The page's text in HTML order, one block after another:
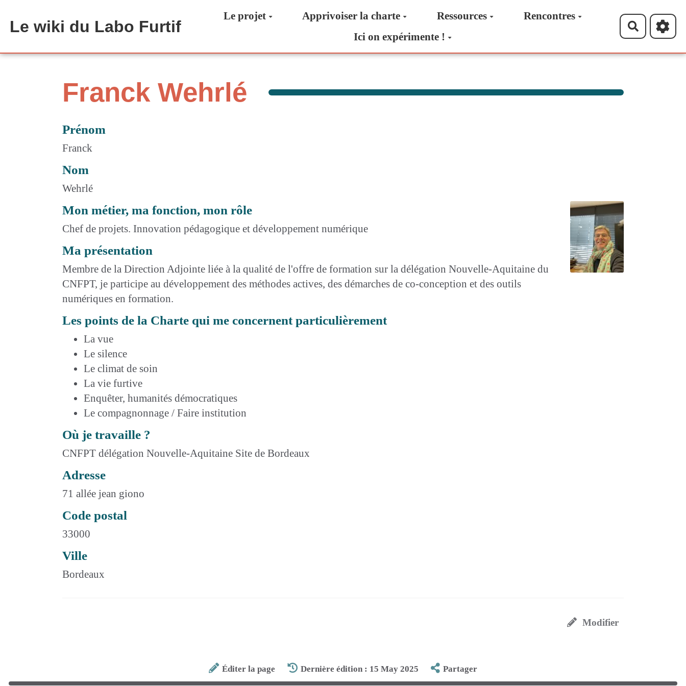
Le wiki du Labo Furtif
Le projet Apprivoiser la charte Ressources
Rencontres
Ici on expérimente !
Franck Wehrlé
Prénom
Franck
Nom
Wehrlé
Mon métier, ma fonction, mon rôle
Chef de projets. Innovation pédagogique et développement numérique
Ma présentation
Membre de la Direction Adjointe liée à la qualité de l'offre de formation sur la délégation Nouvelle-Aquitaine du
CNFPT, je participe au développement des méthodes actives, des démarches de co-conception et des outils
numériques en formation.
Les points de la Charte qui me concernent particulièrement
La vue
Le silence
Le climat de soin
La vie furtive
Enquêter, humanités démocratiques
Le compagnonnage / Faire institution
Où je travaille ?
CNFPT délégation Nouvelle-Aquitaine Site de Bordeaux
Adresse
71 allée jean giono
Code postal
33000
Ville
Bordeaux
Modifier
Éditer la page Dernière édition : 15 May 2025 Partager